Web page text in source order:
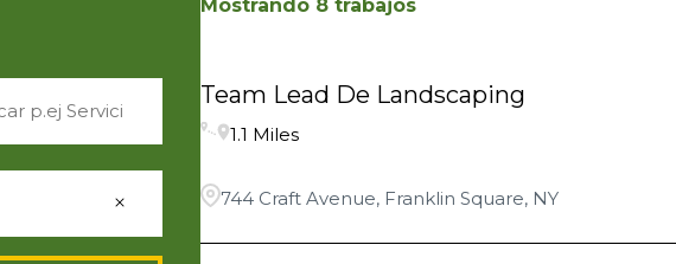
Mostrando 8 trabajos
Team Lead De Landscaping
1.1 Miles
744 Craft Avenue, Franklin Square, NY